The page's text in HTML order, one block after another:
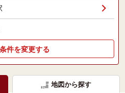
件を変更する
地図から探す